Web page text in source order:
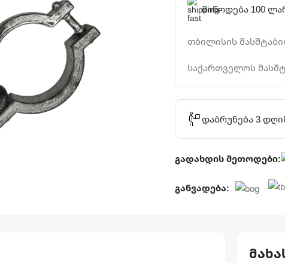
მიწოდება 100
თბილისის
საქართველოს
დაბრუნება 3
გადახდის მეთოდები:
განვადება: